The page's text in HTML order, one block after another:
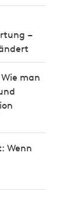
–
man
Wenn